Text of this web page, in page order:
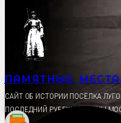
Перейти
содержимому
ПАМЯТНЫЕ
CАЙТ ОБ ИСТОРИИ ПОСЁЛКА
ПОСЛЕДНИЙ РУБЕЖ ОБОРОНЫ